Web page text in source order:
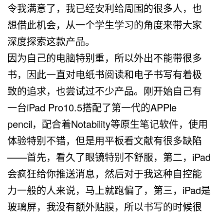
令我满意了，我已经安利给周围的很多人，也
想借此机会，从一个学生学习的角度来带大家
深度探索这款产品。
因为自己的电脑特别重，所以外出不能带很多
书，因此一直对电纸书阅读和电子书写有着极
致的追求，也尝试过不少产品。刚开始自己有
一台iPad Pro10.5搭配了第一代的APPle
pencil，配合着Notability等原生笔记软件，使用
体验特别不错，但是用平板看文献有很多缺陷
——首先，看久了眼镜特别不舒服，第二，iPad
会疯狂给你推送消息，然后对于我这种自控能
力一般的人来说，马上就跑偏了，第三，iPad是
玻璃屏，我没有额外贴膜，所以书写的时候很